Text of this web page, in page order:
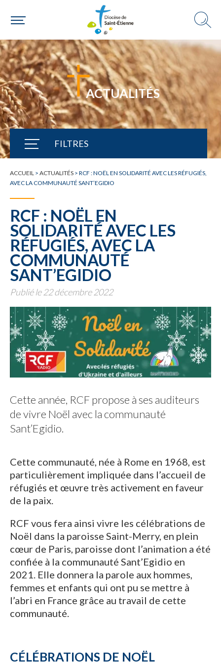
ACTUALITÉS
FILTRES
TOUTE L'ACTUALITÉ
ACCUEIL > ACTUALITÉS > RCF : NOËL EN SOLIDARITÉ AVEC LES RÉFUGIÉS,
AVEC LA COMMUNAUTÉ SANT’EGIDIO
RCF : NOËL EN
SOLIDARITÉ AVEC LES
RÉFUGIÉS, AVEC LA
COMMUNAUTÉ
SANT’EGIDIO
Publié le 22 décembre 2022
Cette année, RCF propose à ses auditeurs
de vivre Noël avec la communauté
Sant’Egidio.
Cette communauté, née à Rome en 1968, est
particulièrement impliquée dans l’accueil de
réfugiés et œuvre très activement en faveur
de la paix.
RCF vous fera ainsi vivre les célébrations de
Noël dans la paroisse Saint-Merry, en plein
cœur de Paris, paroisse dont l’animation a été
confiée à la communauté Sant’Egidio en
2021. Elle donnera la parole aux hommes,
femmes et enfants qui ont pu se mettre à
l’abri en France grâce au travail de cette
communauté.
CÉLÉBRATIONS DE NOËL